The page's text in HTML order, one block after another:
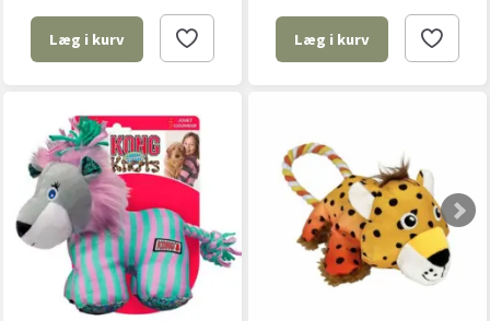
Læg i kurv Læg i kurv